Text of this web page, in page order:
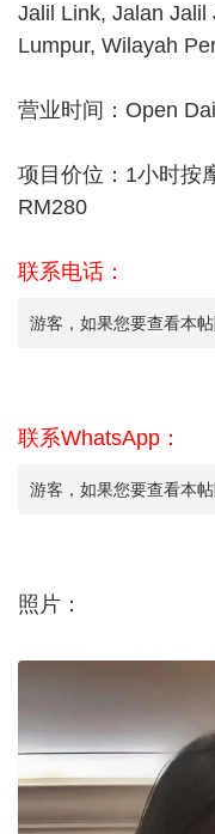
Jalil Link, Jalan Jalil
Lumpur, Wilayah
营业时间：Open
项目价位：1小时按
RM280
联系电话：
游客，如果您要查看本
联系WhatsApp：
游客，如果您要查看本
照片：